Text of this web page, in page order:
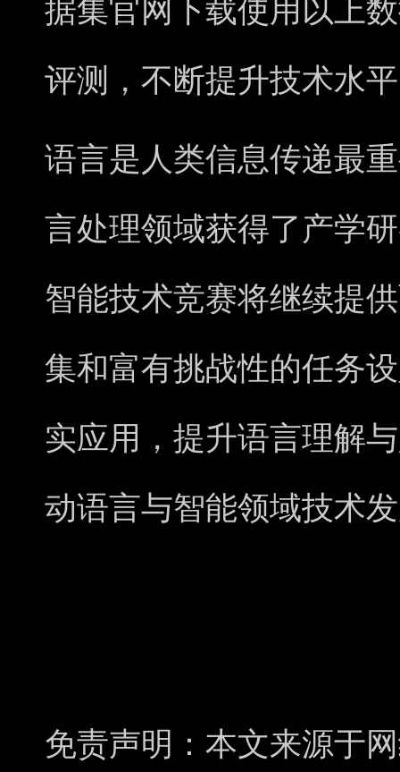
据集官网下载使用以上
评测，不断提升技术水
语言是人类信息传递最
言处理领域获得了产学
智能技术竞赛将继续提
集和富有挑战性的任务
实应用，提升语言理解
动语言与智能领域技术
免责声明：本文来源于